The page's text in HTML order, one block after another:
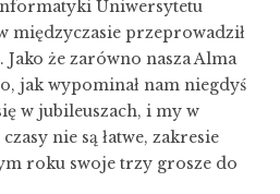
Uniwersytetu
międzyczasie przeprowadził
Jako że zarówno nasza Alma
jak wypominał nam niegdyś
w jubileuszach, i my w
nie są łatwe, zakresie
roku swoje trzy grosze do